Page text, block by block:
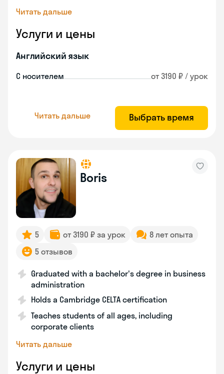
Читать дальше
Услуги и цены
Английский язык
С носителем от 3190 ₽ / урок
Читать дальше Выбрать время
Boris
5 от 3190 ₽ за урок
8 лет опыта
5 отзывов
Graduated with a bachelor's degree in business
administration
Holds a Cambridge CELTA certification
Teaches students of all ages, including
corporate clients
Читать дальше
Услуги и цены